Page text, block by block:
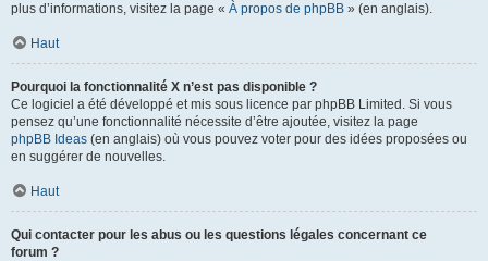
plus d’informations, visitez la page « À propos de phpBB » (en anglais).
Haut
Pourquoi la fonctionnalité X n’est pas disponible ?
Ce logiciel a été développé et mis sous licence par phpBB Limited. Si vous
pensez qu’une fonctionnalité nécessite d’être ajoutée, visitez la page
phpBB Ideas (en anglais) où vous pouvez voter pour des idées proposées ou
en suggérer de nouvelles.
Haut
Qui contacter pour les abus ou les questions légales concernant ce
forum ?